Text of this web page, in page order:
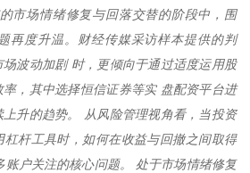
市场情绪修复与回落交替的阶段中，围
再度升温。财经传媒采访样本提供的判
波动加剧 时，更倾向于通过适度运用股
，其中选择恒信证券等实 盘配资平台进
升的趋势。 从风险管理视角看，当投资
杠杆工具时，如何在收益与回撤之间取得
账户关注的核心问题。 处于市场情绪修复